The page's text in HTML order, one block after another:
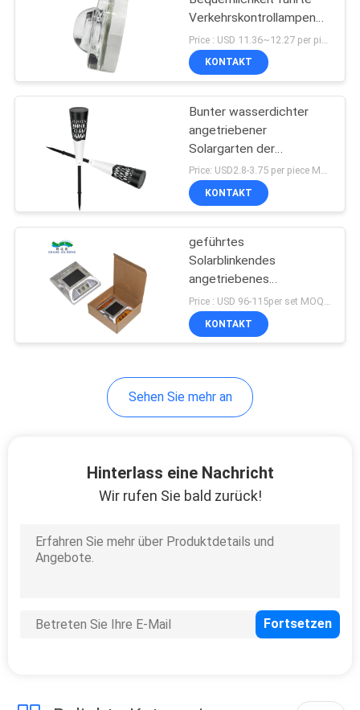
Verkehrskontrollampen
für Bauwarnung
KONTAKT
Bunter wasserdichter
angetriebener
Solargarten der
Dekorations-IP65
beleuchtet für im Freien
Price: USD2.8-3.75 per piece MOQ:1pcs
KONTAKT
geführtes
Solarblinkendes
angetriebenes
Solarwarnlicht des
warnlichtes
Price : USD 96-115per set MOQ:10 Sätze
KONTAKT
Sehen Sie mehr an
Hinterlass eine Nachricht
Wir rufen Sie bald zurück!